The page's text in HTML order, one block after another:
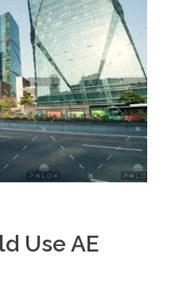
Use AE